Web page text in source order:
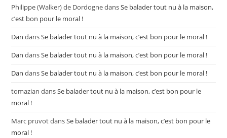
Philippe (Walker) de DordognedansSe balader tout nu à la maison,
c’est bon pour le moral !
Dan dansSe balader tout nu à la maison, c’est bon pour le moral !
Dan dansSe balader tout nu à la maison, c’est bon pour le moral !
Dan dansSe balader tout nu à la maison, c’est bon pour le moral !
tomazian dansSe balader tout nu à la maison, c’est bon pour le
moral !
Marc pruvotdansSe balader tout nu à la maison, c’est bon pour le
moral !